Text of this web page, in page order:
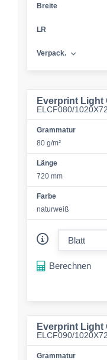
Breite
LR
Verpack.
Everprint Light
ELCF080/
Grammatur
80 g/m²
Länge
720 mm
Farbe
naturweiß
Berechnen
Everprint Light
ELCF090/
Grammatur